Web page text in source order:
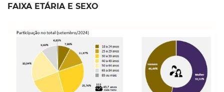
FAIXA ETÁRIA E SEXO